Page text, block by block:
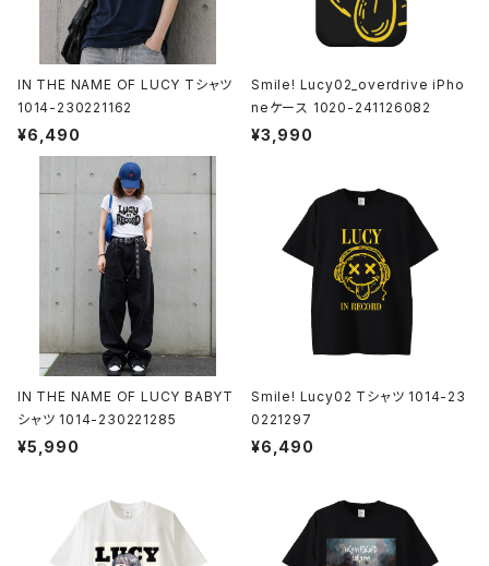
IN THE NAME OF LUCY Tシャツ
1014-230221162
¥6,490
Smile! Lucy02_overdrive iPho
neケース 1020-241126082
¥3,990
IN THE NAME OF LUCY BABYT
シャツ 1014-230221285
¥5,990
Smile! Lucy02 Tシャツ 1014-23
0221297
¥6,490